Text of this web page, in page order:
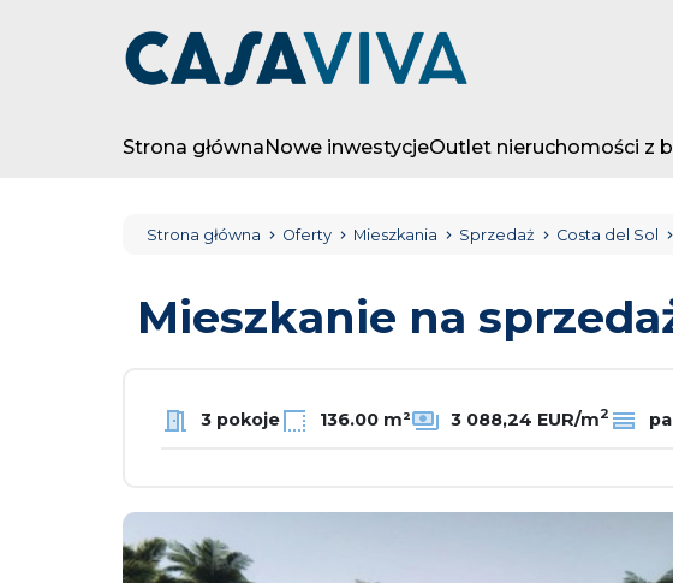
Strona głównaNowe inwestycjeOutlet nieruchomości z
Strona główna Oferty Mieszkania Sprzedaż Costa del Sol
Mieszkanie na
3 pokoje 136.00 m² 3 088,24 EUR/m2